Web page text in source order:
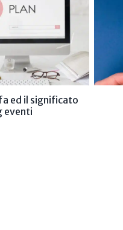
ed il significato
eventi